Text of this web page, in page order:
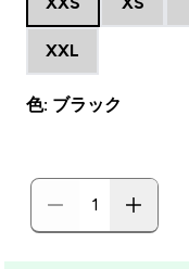
XXL
色: ブラック